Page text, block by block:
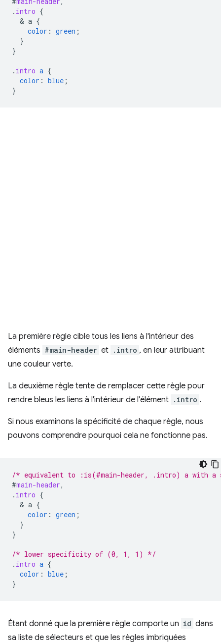
. intro {
  &
a {
color : green ;
}
}
. intro a {
color : blue ;
}
La première règle cible tous les liens à l'intérieur des
éléments #main-header et .intro , en leur attribuant
une couleur verte.
La deuxième règle tente de remplacer cette règle pour
rendre bleus les liens à l'intérieur de l'élément .intro .
Si nous examinons la spécificité de chaque règle, nous
pouvons comprendre pourquoi cela ne fonctionne pas.
/* equivalent to :is(#main-header, .intro) a with
#main-header,
. intro {
  &
a {
color : green ;
}
}
/* lower specificity of (0, 1, 1) */
. intro a {
color : blue ;
}
Étant donné que la première règle comporte un id dans
sa liste de sélecteurs et que les règles imbriquées